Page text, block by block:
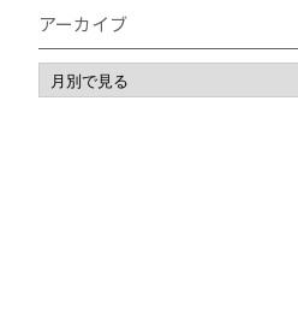
アーカイブ